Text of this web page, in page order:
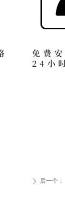
ꄲ 后一个：